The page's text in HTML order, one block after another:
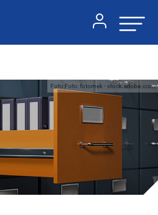
Foto:Foto: fotomek - stock.adobe.com